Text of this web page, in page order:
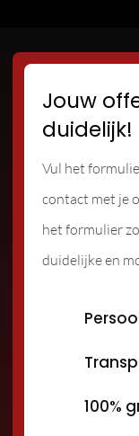
Jouw
duidelijk!
Vul het
contact met je
het formulier
duidelijke en
100%